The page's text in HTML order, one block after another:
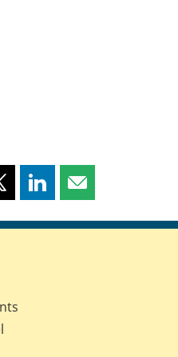
Partager
page
Partager
page